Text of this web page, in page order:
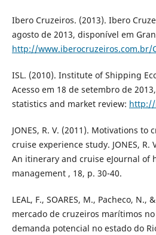
Ibero Cruzeiros. (2013). Ibero
agosto de 2013, disponível em
http://www.iberocruzeiros.com.br/
ISL. (2010). Institute of Shipping
Acesso em 18 de setembro de
statistics and market review: http://
JONES, R. V. (2011). Motivations
cruise experience study. JONES, R.
An itinerary and cruise eJournal of
management , 18, p. 30-40.
LEAL, F., SOARES, M., Pacheco, N.,
mercado de cruzeiros marítimos
demanda potencial no estado do